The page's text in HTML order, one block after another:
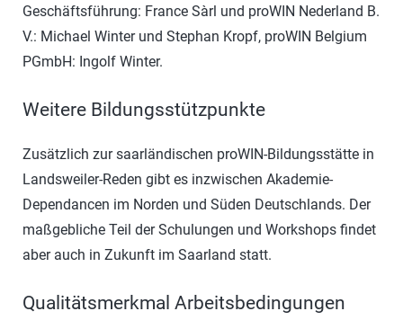
Geschäftsführung: France Sàrl und proWIN Nederland B.
V.: Michael Winter und Stephan Kropf, proWIN Belgium
PGmbH: Ingolf Winter.
Weitere Bildungsstützpunkte
Zusätzlich zur saarländischen proWIN-Bildungsstätte in
Landsweiler-Reden gibt es inzwischen Akademie-
Dependancen im Norden und Süden Deutschlands. Der
maßgebliche Teil der Schulungen und Workshops findet
aber auch in Zukunft im Saarland statt.
Qualitätsmerkmal Arbeitsbedingungen